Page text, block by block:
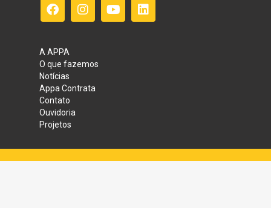
A APPA
O que fazemos
Notícias
Appa Contrata
Contato
Ouvidoria
Projetos